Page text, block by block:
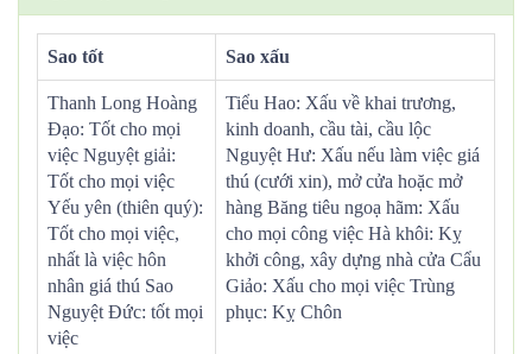
Sao tốt Sao xấu
Thanh Long Hoàng
Đạo: Tốt cho mọi
việc Nguyệt giải:
Tốt cho mọi việc
Yếu yên (thiên quý):
Tốt cho mọi việc,
nhất là việc hôn
nhân giá thú Sao
Nguyệt Đức: tốt mọi
việc
Tiểu Hao: Xấu về khai trương,
kinh doanh, cầu tài, cầu lộc
Nguyệt Hư: Xấu nếu làm việc giá
thú (cưới xin), mở cửa hoặc mở
hàng Băng tiêu ngoạ hãm: Xấu
cho mọi công việc Hà khôi: Kỵ
khởi công, xây dựng nhà cửa Cẩu
Giảo: Xấu cho mọi việc Trùng
phục: Kỵ Chôn